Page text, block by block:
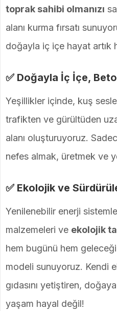
toprak sahibi olmanızı
alanı kurma fırsatı
doğayla iç içe hayat artık
✅ Doğayla İç İçe,
Yeşillikler içinde, kuş
trafikten ve gürültüden
alanı oluşturuyoruz.
nefes almak, üretmek ve
✅ Ekolojik ve
Yenilenebilir enerji
malzemeleri ve ekolojik
hem bugünü hem
modeli sunuyoruz. Kendi
gıdasını yetiştiren,
yaşam hayal değil!